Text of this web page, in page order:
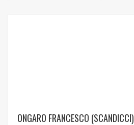
ONGARO FRANCESCO (SCANDICCI)